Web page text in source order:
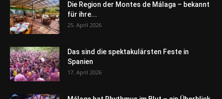
Die Region der Montes de Málaga – bekannt
für ihre...
25. April 2026
Das sind die spektakulärsten Feste in
Spanien
17. April 2026